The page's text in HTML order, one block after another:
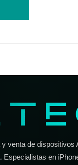
venta de dispositivos
Especialistas en